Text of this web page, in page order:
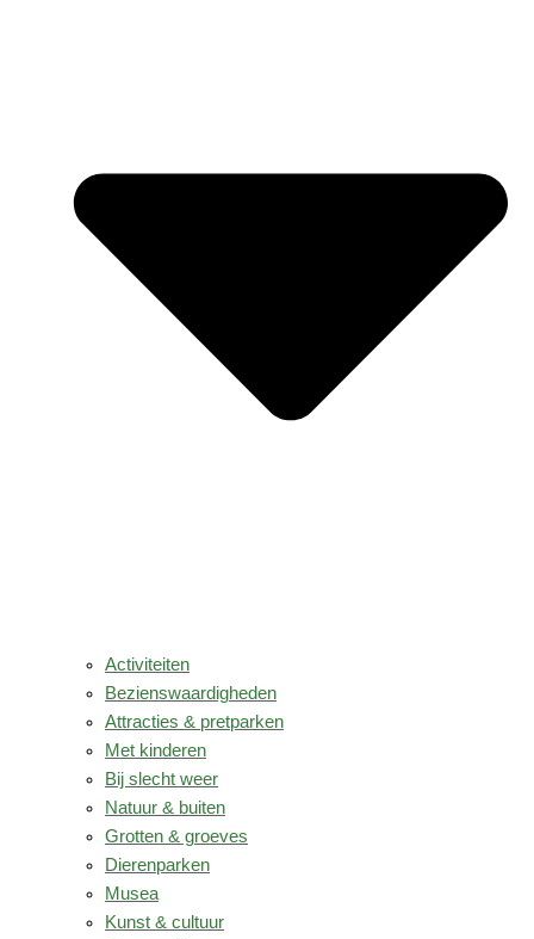
Activiteiten
Bezienswaardigheden
Attracties & pretparken
Met kinderen
Bij slecht weer
Natuur & buiten
Grotten & groeves
Dierenparken
Musea
Kunst & cultuur